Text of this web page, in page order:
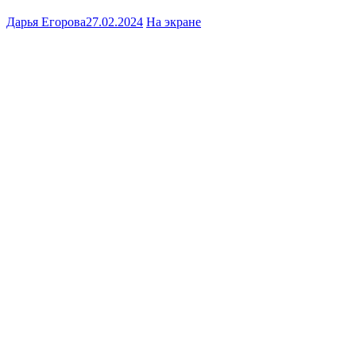
Дарья Егорова27.02.2024 На экране